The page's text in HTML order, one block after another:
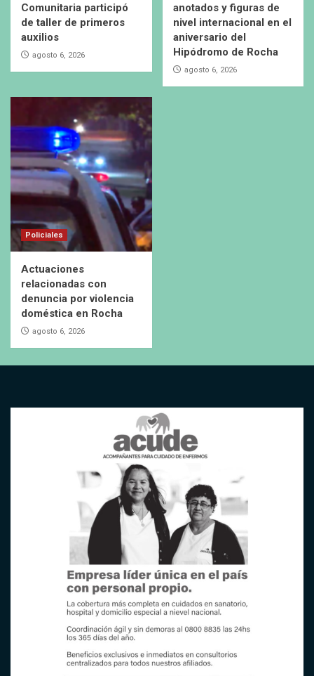
Comunitaria participó
de taller de primeros
auxilios
agosto 6, 2026
anotados y figuras de
nivel internacional en el
aniversario del
Hipódromo de Rocha
agosto 6, 2026
Policiales
Actuaciones
relacionadas con
denuncia por violencia
doméstica en Rocha
agosto 6, 2026